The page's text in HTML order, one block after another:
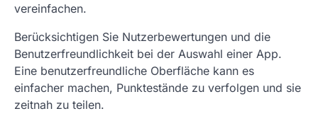
vereinfachen.
Berücksichtigen Sie Nutzerbewertungen und die
Benutzerfreundlichkeit bei der Auswahl einer App.
Eine benutzerfreundliche Oberfläche kann es
einfacher machen, Punktestände zu verfolgen und sie
zeitnah zu teilen.